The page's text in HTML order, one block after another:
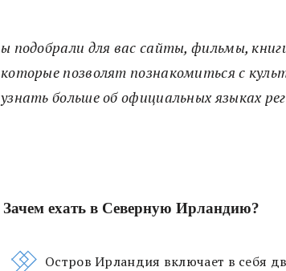
ы подобрали для вас сайты, фильмы,
которые позволят познакомиться с
узнать больше об официальных языках
Зачем ехать в Северную Ирландию?
Остров Ирландия включает в себя